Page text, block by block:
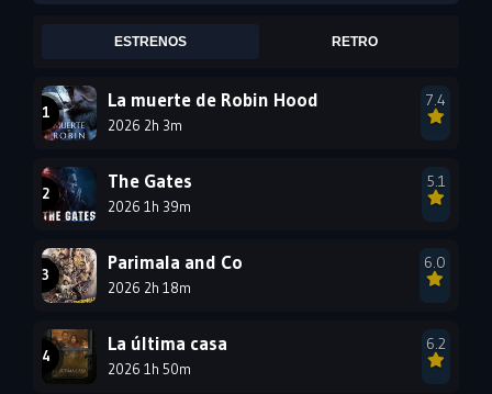
1999 1998
1996
1990
1984
1978
ESTRENOS RETRO
La muerte de Robin Hood
2026 2h 3m
7.4
The Gates
2026 1h 39m
5.1
Parimala and Co
2026 2h 18m
6.0
La última casa
2026 1h 50m
6.2